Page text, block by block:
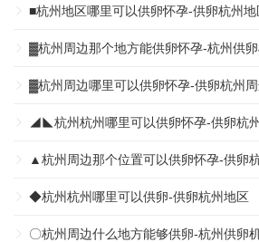
■杭州地区哪里可以供卵怀孕-供卵杭州地
▓杭州周边那个地方能供卵怀孕-杭州供
▓杭州周边哪里可以供卵怀孕-供卵杭州周
◢◣杭州杭州哪里可以供卵怀孕-供卵杭
▲杭州周边那个位置可以供卵怀孕-供卵
◆杭州杭州哪里可以供卵-供卵杭州地区
〇杭州周边什么地方能够供卵-杭州供卵